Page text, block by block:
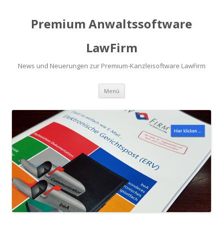
Premium Anwaltssoftware
LawFirm
News und Neuerungen zur Premium-Kanzleisoftware LawFirm
Menü